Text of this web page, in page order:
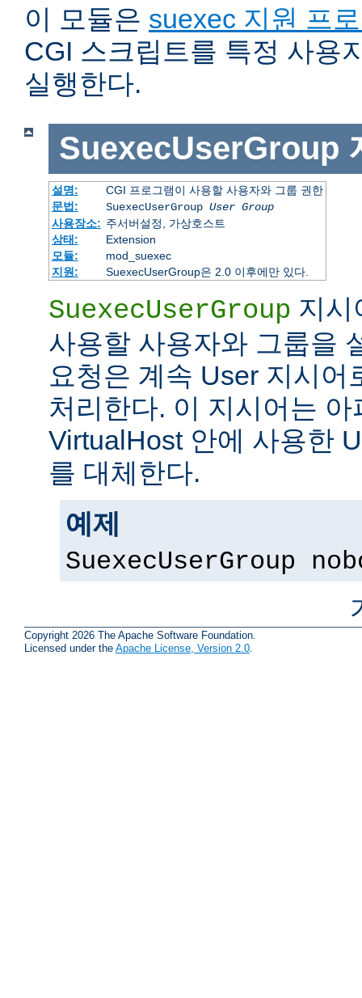
이 모듈은 suexec 지원 프
CGI 스크립트를 특정 사용
실행한다.
SuexecUserGroup
설명:
CGI 프로그램이 사용할 사용자와 그룹 권한
문법:
SuexecUserGroup User Group
사용장소: 주서버설정, 가상호스트
상태:
Extension
모듈:
mod_suexec
지원:
SuexecUserGroup은 2.0 이후에만 있다.
SuexecUserGroup 지시
사용할 사용자와 그룹을
요청은 계속 User 지시어
처리한다. 이 지시어는
VirtualHost 안에 사용한
를 대체한다.
예제
SuexecUserGroup
Copyright 2026 The Apache Software Foundation.
Licensed under the Apache License, Version 2.0.